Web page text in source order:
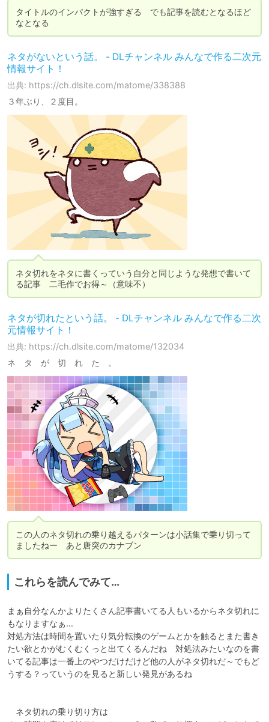
タイトルのインパクトが強すぎる　でも記事を読むとなるほど
なとなる
ネタがないという話。 - DLチャンネル みんなで作る二次元
情報サイト！
出典: https://ch.dlsite.com/matome/338388
３年ぶり、２度目。
ネタ切れをネタに書くっていう自分と同じような発想で書いて
る記事　二毛作でお得～（意味不）
ネタが切れたという話。 - DLチャンネル みんなで作る二次
元情報サイト！
出典: https://ch.dlsite.com/matome/132034
ネ タ が 切 れ た 。
この人のネタ切れの乗り越えるパターンは小話集で乗り切って
ましたねー　あと唐突のカナブン
これらを読んでみて…
まぁ自分なんかよりたくさん記事書いてる人もいるからネタ切れに
もなりますなぁ…
対処方法は時間を置いたり気分転換のゲームとかを触るとまた書き
たい欲とかがむくむくっと出てくるんだね　対処法みたいなのを書
いてる記事は一番上のやつだけだけど他の人がネタ切れだ～でもど
うする？っていうのを見ると新しい発見があるね
ネタ切れの乗り切り方は